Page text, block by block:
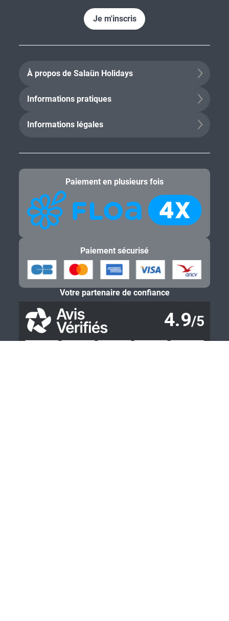
Je m'inscris
À propos de Salaün Holidays
Informations pratiques
Informations légales
Paiement en plusieurs fois
Paiement sécurisé
Votre partenaire de confiance